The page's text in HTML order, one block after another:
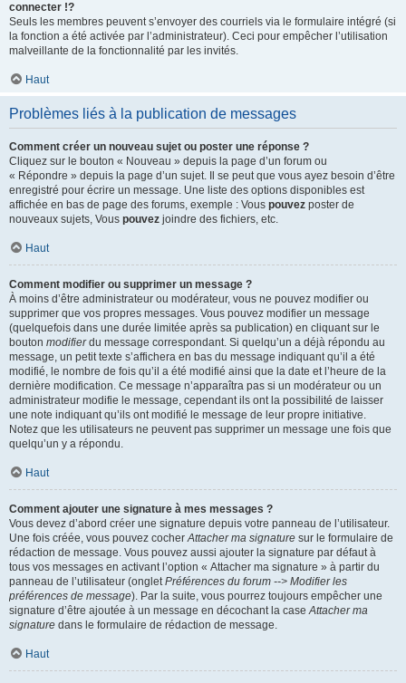
connecter !?
Seuls les membres peuvent s’envoyer des courriels via le formulaire intégré (si
la fonction a été activée par l’administrateur). Ceci pour empêcher l’utilisation
malveillante de la fonctionnalité par les invités.
Haut
Problèmes liés à la publication de messages
Comment créer un nouveau sujet ou poster une réponse ?
Cliquez sur le bouton « Nouveau » depuis la page d’un forum ou
« Répondre » depuis la page d’un sujet. Il se peut que vous ayez besoin d’être
enregistré pour écrire un message. Une liste des options disponibles est
affichée en bas de page des forums, exemple : Vous pouvez poster de
nouveaux sujets, Vous pouvez joindre des fichiers, etc.
Haut
Comment modifier ou supprimer un message ?
À moins d’être administrateur ou modérateur, vous ne pouvez modifier ou
supprimer que vos propres messages. Vous pouvez modifier un message
(quelquefois dans une durée limitée après sa publication) en cliquant sur le
bouton modifierdu message correspondant. Si quelqu’un a déjà répondu au
message, un petit texte s’affichera en bas du message indiquant qu’il a été
modifié, le nombre de fois qu’il a été modifié ainsi que la date et l’heure de la
dernière modification. Ce message n’apparaîtra pas si un modérateur ou un
administrateur modifie le message, cependant ils ont la possibilité de laisser
une note indiquant qu’ils ont modifié le message de leur propre initiative.
Notez que les utilisateurs ne peuvent pas supprimer un message une fois que
quelqu’un y a répondu.
Haut
Comment ajouter une signature à mes messages ?
Vous devez d’abord créer une signature depuis votre panneau de l’utilisateur.
Une fois créée, vous pouvez cocherAttacher ma signature sur le formulaire de
rédaction de message. Vous pouvez aussi ajouter la signature par défaut à
tous vos messages en activant l’option « Attacher ma signature » à partir du
panneau de l’utilisateur (ongletPréférences du forum --> Modifier les
préférences de message). Par la suite, vous pourrez toujours empêcher une
signature d’être ajoutée à un message en décochant la caseAttacher ma
signature dans le formulaire de rédaction de message.
Haut